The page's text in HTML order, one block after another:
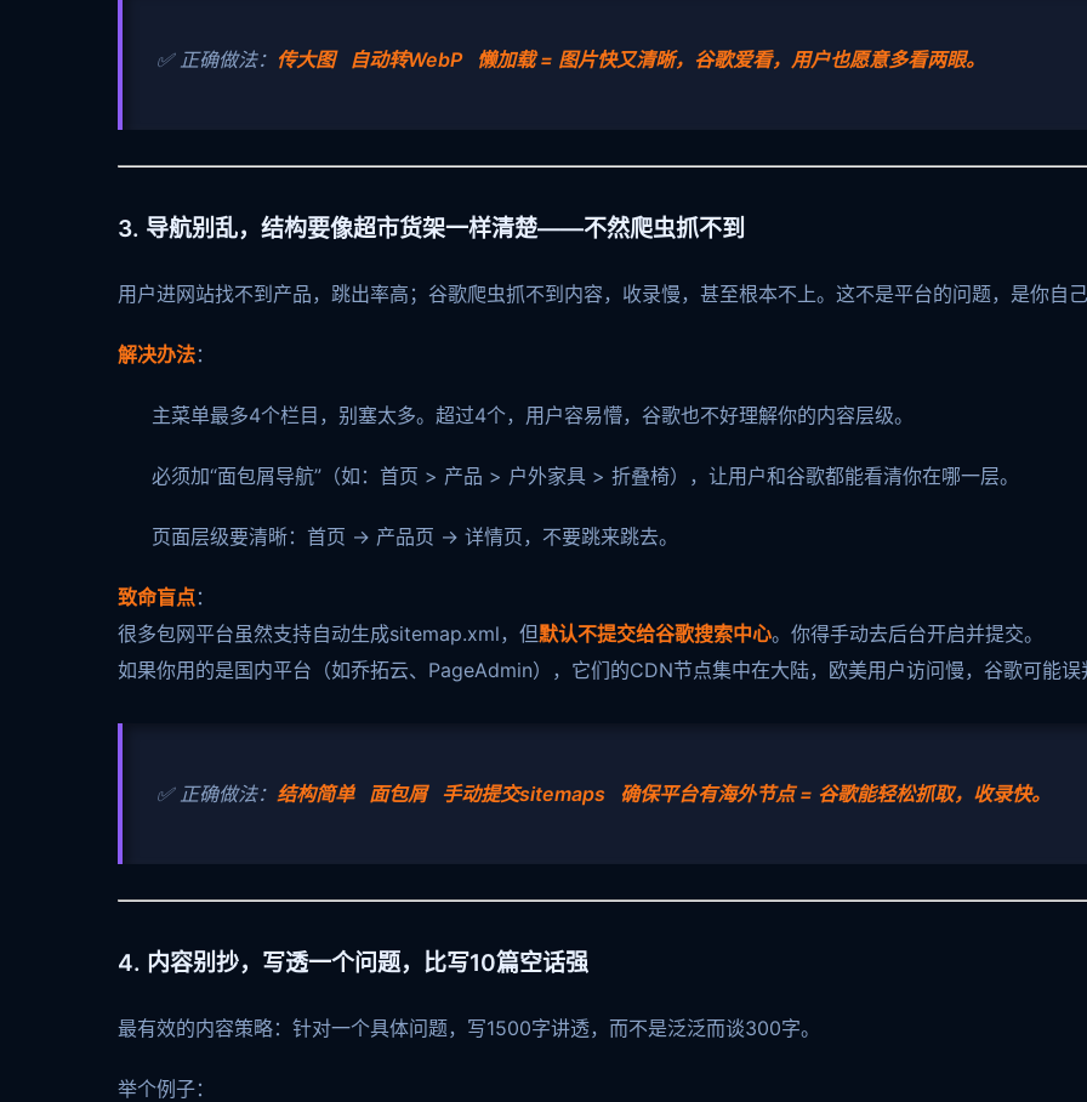
✅ 正确做法： 传大图 自动转WebP 懒加载 = 图片快又清晰，谷歌爱看，用户也愿意多看两眼。
3. 导航别乱，结构要像超市货架一样清楚——不然爬虫抓不到
用户进网站找不到产品，跳出率高；谷歌爬虫抓不到内容，收录慢，甚至根本不上。这不是平台的问题，是你自己
解决办法：
主菜单最多4个栏目，别塞太多。超过4个，用户容易懵，谷歌也不好理解你的内容层级。
必须加“面包屑导航”（如：首页 > 产品 > 户外家具 > 折叠椅），让用户和谷歌都能看清你在哪一层。
页面层级要清晰：首页 → 产品页 → 详情页，不要跳来跳去。
致命盲点：
很多包网平台虽然支持自动生成sitemap.xml，但默认不提交给谷歌搜索中心。你得手动去后台开启并提交。
如果你用的是国内平台（如乔拓云、PageAdmin），它们的CDN节点集中在大陆，欧美用户访问慢，谷歌可能误
✅ 正确做法： 结构简单 面包屑 手动提交sitemaps 确保平台有海外节点 = 谷歌能轻松抓取，收录快。
4. 内容别抄，写透一个问题，比写10篇空话强
最有效的内容策略：针对一个具体问题，写1500字讲透，而不是泛泛而谈300字。
举个例子：